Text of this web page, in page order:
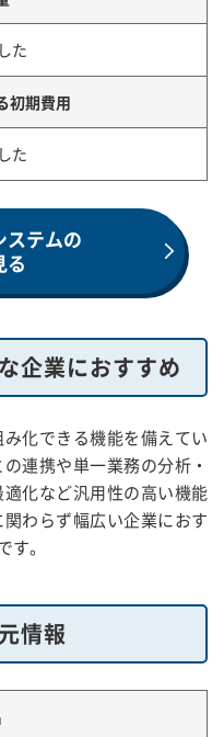
た
初期費用
た
ステムの
る
企業におすすめ
化できる機能を備えてい
連携や単一業務の分析・
化など汎用性の高い機能
わらず幅広い企業におす
。
情報